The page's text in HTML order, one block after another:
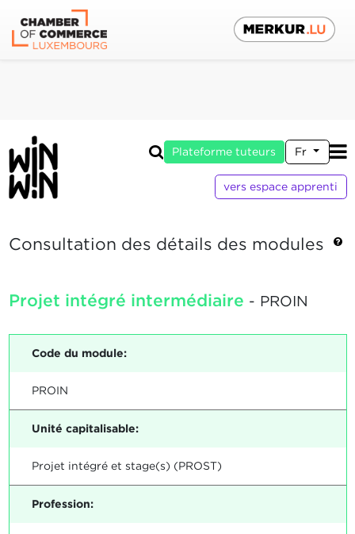
Plateforme tuteurs Fr
vers espace apprenti
Consultation des détails des modules
Projet intégré intermédiaire - PROIN
Code du module:
PROIN
Unité capitalisable:
Projet intégré et stage(s) (PROST)
Profession: